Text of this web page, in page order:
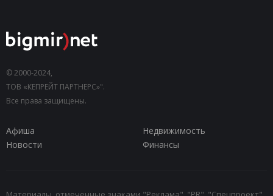
© 2000-2024,
ТОВ «КЕПРЕЙТ ПАРТНЕРС»".
Все права защищены.
Афиша
Недвижимость
Новости
Финансы